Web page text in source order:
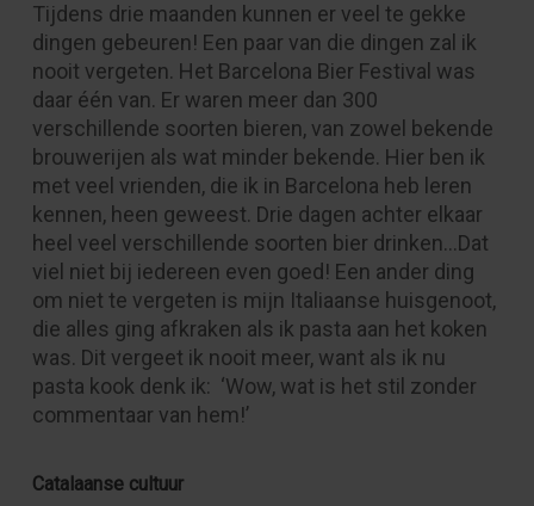
Tijdens drie maanden kunnen er veel te gekke
dingen gebeuren! Een paar van die dingen zal ik
nooit vergeten. Het Barcelona Bier Festival was
daar één van. Er waren meer dan 300
verschillende soorten bieren, van zowel bekende
brouwerijen als wat minder bekende. Hier ben ik
met veel vrienden, die ik in Barcelona heb leren
kennen, heen geweest. Drie dagen achter elkaar
heel veel verschillende soorten bier drinken…Dat
viel niet bij iedereen even goed! Een ander ding
om niet te vergeten is mijn Italiaanse huisgenoot,
die alles ging afkraken als ik pasta aan het koken
was. Dit vergeet ik nooit meer, want als ik nu
pasta kook denk ik: ‘Wow, wat is het stil zonder
commentaar van hem!’
Catalaanse cultuur